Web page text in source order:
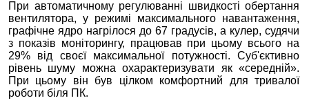
При автоматичному регулюванні швидкості обертання
вентилятора, у режимі максимального навантаження,
графічне ядро нагрілося до 67 градусів, а кулер, судячи
з показів моніторингу, працював при цьому всього на
29% від своєї максимальної потужності. Суб'єктивно
рівень шуму можна охарактеризувати як «середній».
При цьому він був цілком комфортний для тривалої
роботи біля ПК.